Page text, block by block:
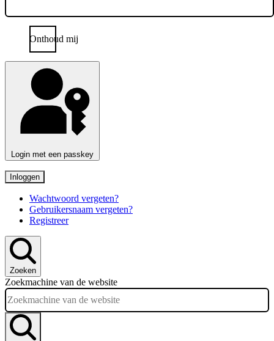
Onthoud mij
Login met een passkey
Inloggen
Wachtwoord vergeten?
Gebruikersnaam vergeten?
Registreer
Zoeken
Zoekmachine van de website